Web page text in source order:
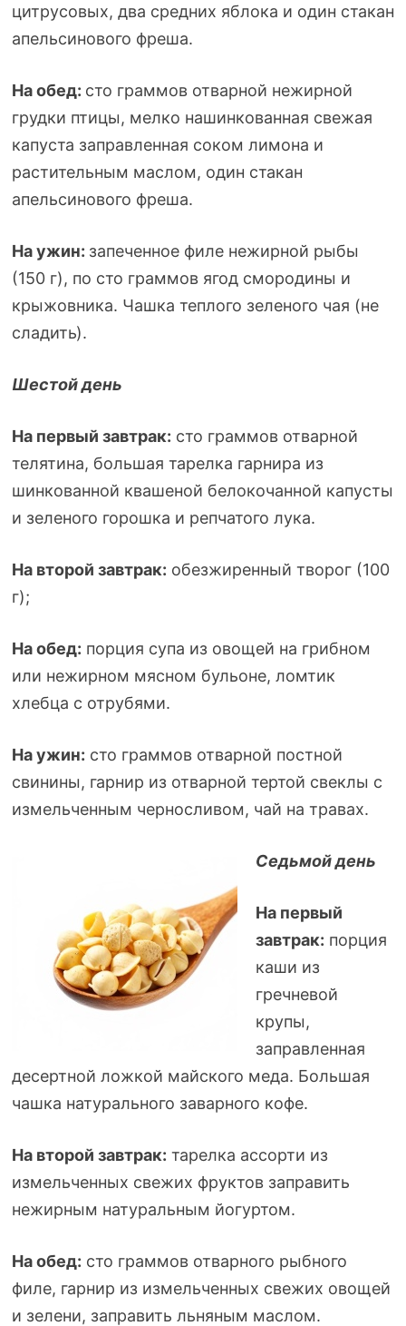
цитрусовых, два средних яблока и один стакан
апельсинового фреша.
На обед: сто граммов отварной нежирной
грудки птицы, мелко нашинкованная свежая
капуста заправленная соком лимона и
растительным маслом, один стакан
апельсинового фреша.
На ужин: запеченное филе нежирной рыбы
(150 г), по сто граммов ягод смородины и
крыжовника. Чашка теплого зеленого чая (не
сладить).
Шестой день
На первый завтрак: сто граммов отварной
телятина, большая тарелка гарнира из
шинкованной квашеной белокочанной капусты
и зеленого горошка и репчатого лука.
На второй завтрак: обезжиренный творог (100
г);
На обед: порция супа из овощей на грибном
или нежирном мясном бульоне, ломтик
хлебца с отрубями.
На ужин: сто граммов отварной постной
свинины, гарнир из отварной тертой свеклы с
измельченным черносливом, чай на травах.
Седьмой день
На первый
завтрак: порция
каши из
гречневой
крупы,
заправленная
десертной ложкой майского меда. Большая
чашка натурального заварного кофе.
На второй завтрак: тарелка ассорти из
измельченных свежих фруктов заправить
нежирным натуральным йогуртом.
На обед: сто граммов отварного рыбного
филе, гарнир из измельченных свежих овощей
и зелени, заправить льняным маслом.